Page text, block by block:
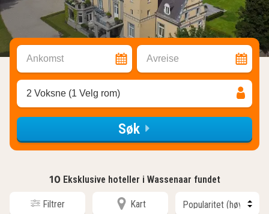
Ankomst Avreise
2 Voksne (1 Velg rom)
Søk
10 Eksklusive hoteller i Wassenaar fundet
Filtrer Kart